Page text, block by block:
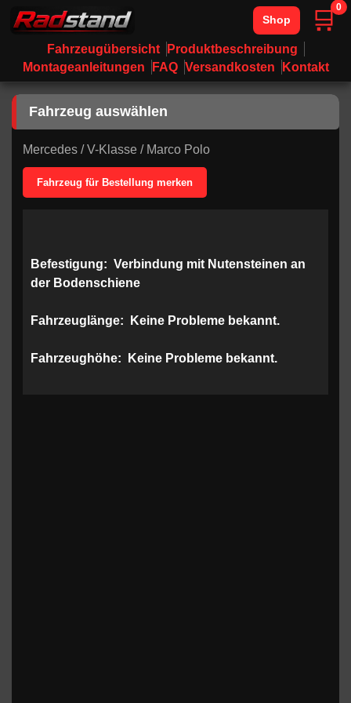
Fahrzeugübersicht
Produktbeschreibung
Montageanleitungen
FAQ Versandkosten Kontakt
Shop 🛒0
Fahrzeug auswählen
Mercedes /V-Klasse / Marco Polo
Fahrzeug für Bestellung merken
Befestigung: Verbindung mit Nutensteinen an
der Bodenschiene
Fahrzeuglänge: Keine Probleme bekannt.
Fahrzeughöhe: Keine Probleme bekannt.